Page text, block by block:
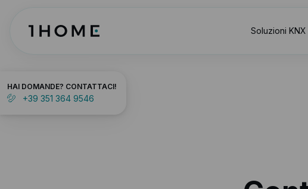
Soluzioni KNX
HAI DOMANDE? CONTATTACI!
+39 351 364 9546